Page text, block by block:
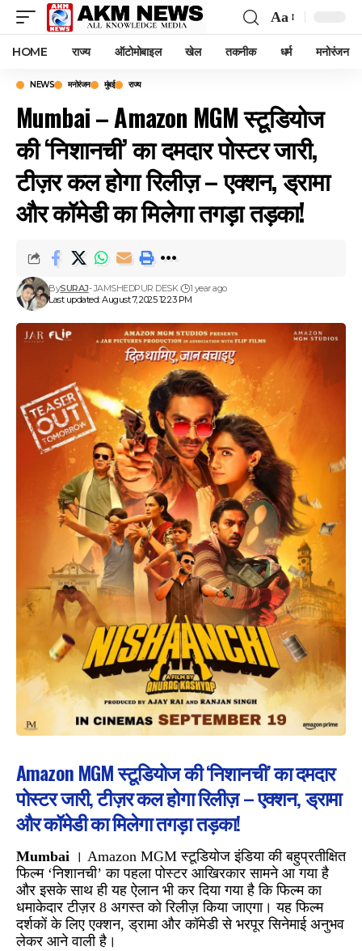
Font
Aa
HOME राज्य ऑटोमोबाइल खेल तकनीक धर्म मनोरंजन
NEWS मनोरंजन मुंबई राज्य
Mumbai – Amazon MGM स्टूडियोज
की ‘निशानची’ का दमदार पोस्टर जारी,
टीज़र कल होगा रिलीज़ – एक्शन, ड्रामा
और कॉमेडी का मिलेगा तगड़ा तड़का!
Last updated: August 7, 2025 12:23 PM
BySURAJ- JAMSHEDPUR DESK 1 year ago
Amazon MGM स्टूडियोज की ‘निशानची’ का दमदार
पोस्टर जारी, टीज़र कल होगा रिलीज़ – एक्शन, ड्रामा
और कॉमेडी का मिलेगा तगड़ा तड़का!
Mumbai । Amazon MGM स्टूडियोज इंडिया की बहुप्रतीक्षित
फिल्म ‘निशानची’ का पहला पोस्टर आखिरकार सामने आ गया है
और इसके साथ ही यह ऐलान भी कर दिया गया है कि फिल्म का
धमाकेदार टीज़र 8 अगस्त को रिलीज़ किया जाएगा। यह फिल्म
दर्शकों के लिए एक्शन, ड्रामा और कॉमेडी से भरपूर सिनेमाई अनुभव
लेकर आने वाली है।